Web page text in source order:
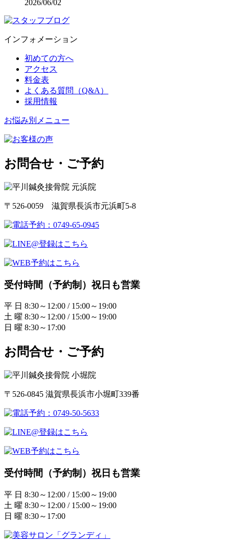
2026/06/02
インフォメーション
初めての方へ
アクセス
料金表
よくある質問（Q&A）
採用情報
お悩み別メニュー
お問合せ・ご予約
〒526-0059 滋賀県長浜市元浜町5-8
受付時間（予約制）祝日も営業
平 日 8:30～12:00 / 15:00～19:00
土 曜 8:30～12:00 / 15:00～19:00
日 曜 8:30～17:00
お問合せ・ご予約
〒526-0845 滋賀県長浜市小堀町339番
受付時間（予約制）祝日も営業
平 日 8:30～12:00 / 15:00～19:00
土 曜 8:30～12:00 / 15:00～19:00
日 曜 8:30～17:00